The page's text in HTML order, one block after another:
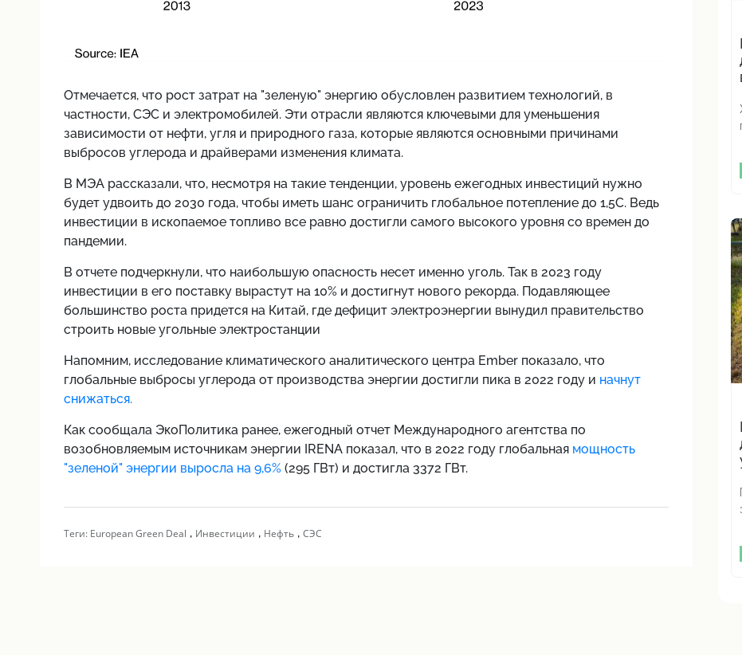
Отмечается, что рост затрат на "зеленую" энергию обусловлен развитием технологий, в
частности, СЭС и электромобилей. Эти отрасли являются ключевыми для уменьшения
зависимости от нефти, угля и природного газа, которые являются основными причинами
выбросов углерода и драйверами изменения климата.
В МЭА рассказали, что, несмотря на такие тенденции, уровень ежегодных инвестиций нужно
будет удвоить до 2030 года, чтобы иметь шанс ограничить глобальное потепление до 1,5C. Ведь
инвестиции в ископаемое топливо все равно достигли самого высокого уровня со времен до
пандемии.
В отчете подчеркнули, что наибольшую опасность несет именно уголь. Так в 2023 году
инвестиции в его поставку вырастут на 10% и достигнут нового рекорда. Подавляющее
большинство роста придется на Китай, где дефицит электроэнергии вынудил правительство
строить новые угольные электростанции
Напомним, исследование климатического аналитического центра Ember показало, что
глобальные выбросы углерода от производства энергии достигли пика в 2022 году и начнут
снижаться.
Как сообщала ЭкоПолитика ранее, ежегодный отчет Международного агентства по
возобновляемым источникам энергии IRENA показал, что в 2022 году глобальная мощность
"зеленой" энергии выросла на 9,6% (295 ГВт) и достигла 3372 ГВт.
Теги: European Green Deal , Инвестиции , Нефть, СЭС